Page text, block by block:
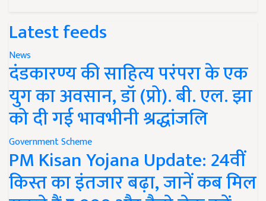
Latest feeds
News
दंडकारण्य की साहित्य परंपरा के एक
युग का अवसान, डॉ (प्रो). बी. एल. झा
को दी गई भावभीनी श्रद्धांजलि
Government Scheme
PM Kisan Yojana Update: 24वीं
किस्त का इंतजार बढ़ा, जानें कब मिल